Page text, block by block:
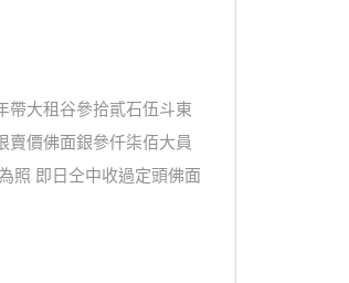
帶大租谷參拾貳石伍斗東
賣價佛面銀參仟柒佰大員
照 即日仝中收過定頭佛面